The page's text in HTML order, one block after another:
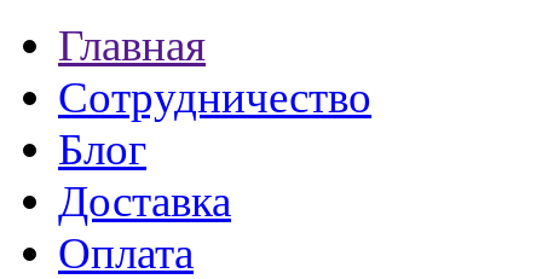
Главная
Сотрудничество
Блог
Доставка
Оплата